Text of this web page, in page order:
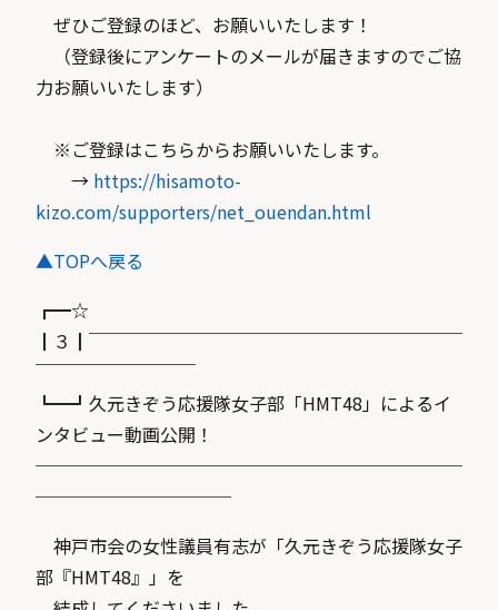
ぜひご登録のほど、お願いいたします！
（登録後にアンケートのメールが届きますのでご協
力お願いいたします）
※ご登録はこちらからお願いいたします。
→ https://hisamoto-
kizo.com/supporters/net_ouendan.html
▲TOPへ戻る
┏━☆
┃３┃￣￣￣￣￣￣￣￣￣￣￣￣￣￣￣￣￣￣￣￣￣
￣￣￣￣￣￣￣￣￣
┗━┛久元きぞう応援隊女子部「HMT48」によるイ
ンタビュー動画公開！
────────────────────────
───────────
神戸市会の女性議員有志が「久元きぞう応援隊女子
部『HMT48』」を